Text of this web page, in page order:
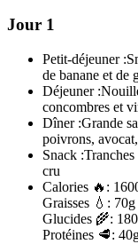
Jour 1
Petit-déjeuner :
de banane et de
Déjeuner :
concombres et
Dîner :Grande
poivrons,
Snack :
cru
Calories 🔥:
Graisses 💧: 70g
Glucides 🌾:
Protéines 🥩: